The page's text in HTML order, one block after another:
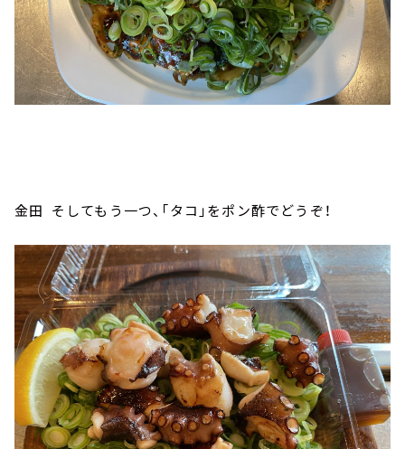
金田 そしてもう一つ、「タコ」をポン酢でどうぞ！